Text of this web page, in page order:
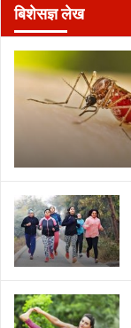
बिशेसज्ञ लेख